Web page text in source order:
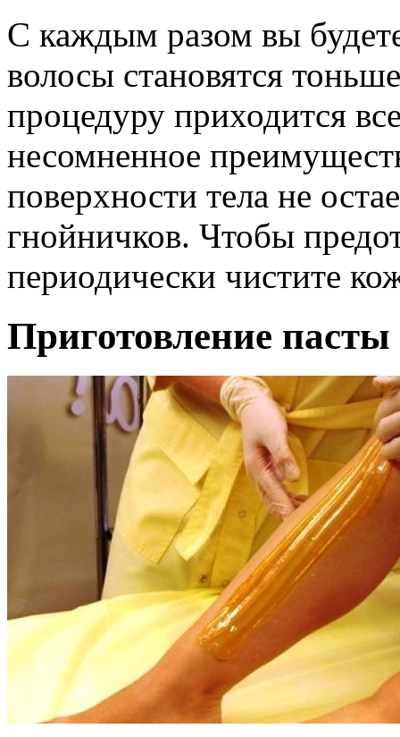
С каждым разом вы
волосы становятся
процедуру приходится
несомненное
поверхности тела не
гнойничков. Чтобы
периодически чистите
Приготовление